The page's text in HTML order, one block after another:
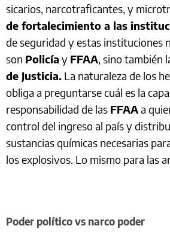
sicarios, narcotraficantes, y
de fortalecimiento a las
de seguridad y estas instituciones
son Policía y FFAA, sino también
de Justicia. La naturaleza de los
obliga a preguntarse cuál es la
responsabilidad de las FFAAa
control del ingreso al país y
sustancias químicas necesarias
los explosivos. Lo mismo para las
Poder político vs narco poder